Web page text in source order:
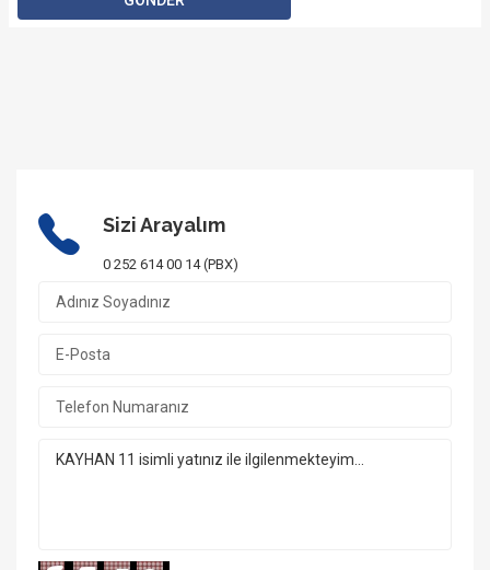
Sizi Arayalım
0 252 614 00 14 (PBX)